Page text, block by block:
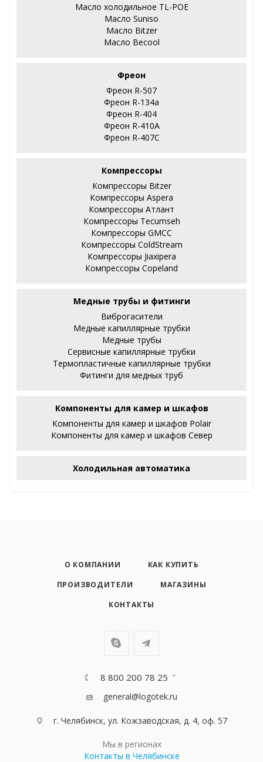
Масло холодильное TL-POE
Масло Suniso
Масло Bitzer
Масло Becool
Фреон
Фреон R-507
Фреон R-134a
Фреон R-404
Фреон R-410А
Фреон R-407С
Компрессоры
Компрессоры Bitzer
Компрессоры Aspera
Компрессоры Атлант
Компрессоры Tecumseh
Компрессоры GMCC
Компрессоры ColdStream
Компрессоры Jiaxipera
Компрессоры Copeland
Медные трубы и фитинги
Виброгасители
Медные капиллярные трубки
Медные трубы
Сервисные капиллярные трубки
Термопластичные капиллярные трубки
Фитинги для медных труб
Компоненты для камер и шкафов
Компоненты для камер и шкафов Polair
Компоненты для камер и шкафов Север
Холодильная автоматика
О КОМПАНИИ
КАК КУПИТЬ
ПРОИЗВОДИТЕЛИ
МАГАЗИНЫ
КОНТАКТЫ
8 800 200 78 25
general@logotek.ru
г. Челябинск, ул. Кожзаводская, д. 4, оф. 57
Мы в регионах
Контакты в Челябинске